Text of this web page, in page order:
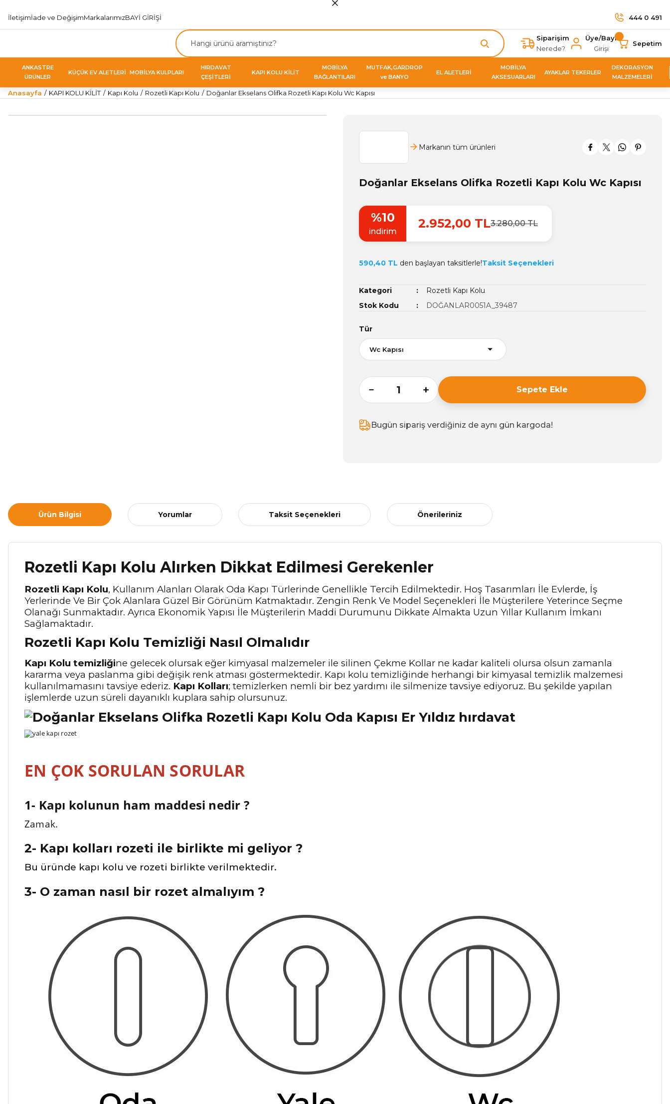
İletişimİade ve DeğişimMarkalarımızBAYİ GİRİŞİ 444 0 491
Siparişim
Nerede?
Üye/Bayi
Girişi
Sepetim
ANKASTRE
ÜRÜNLER
KÜÇÜK EV ALETLERİ MOBİLYA KULPLARI
HIRDAVAT
ÇEŞİTLERİ
KAPI KOLU KİLİT
MOBİLYA
BAĞLANTILARI
MUTFAK,GARDROP
ve BANYO
EL ALETLERİ
MOBİLYA
AKSESUARLARI
AYAKLAR TEKERLER
DEKORASYON
MALZEMELERİ
Anasayfa KAPI KOLU KİLİT Kapı Kolu Rozetli Kapı Kolu Doğanlar Ekselans Olifka Rozetli Kapı Kolu Wc Kapısı
Markanın tüm ürünleri
Doğanlar Ekselans Olifka Rozetli Kapı Kolu Wc Kapısı
%10
indirim
2.952,00 TL3.280,00 TL
590,40 TL den başlayan taksitlerle!Taksit Seçenekleri
Kategori
Rozetli Kapı Kolu
Stok Kodu
DOĞANLAR0051A_39487
Tür
Sepete Ekle
Bugün sipariş verdiğiniz de aynı gün kargoda!
Ürün Bilgisi Yorumlar Taksit Seçenekleri Önerileriniz
Rozetli Kapı Kolu Alırken Dikkat Edilmesi Gerekenler
Rozetli Kapı Kolu, Kullanım Alanları Olarak Oda Kapı Türlerinde Genellikle Tercih Edilmektedir. Hoş Tasarımları İle Evlerde, İş
Yerlerinde Ve Bir Çok Alanlara Güzel Bir Görünüm Katmaktadır. Zengin Renk Ve Model Seçenekleri İle Müşterilere Yeterince Seçme
Olanağı Sunmaktadır. Ayrıca Ekonomik Yapısı İle Müşterilerin Maddi Durumunu Dikkate Almakta Uzun Yıllar Kullanım İmkanı
Sağlamaktadır.
Rozetli Kapı Kolu Temizliği Nasıl Olmalıdır
Kapı Kolu temizliğine gelecek olursak eğer kimyasal malzemeler ile silinen Çekme Kollar ne kadar kaliteli olursa olsun zamanla
kararma veya paslanma gibi değişik renk atması göstermektedir. Kapı kolu temizliğinde herhangi bir kimyasal temizlik malzemesi
kullanılmamasını tavsiye ederiz. Kapı Kolları; temizlerken nemli bir bez yardımı ile silmenize tavsiye ediyoruz. Bu şekilde yapılan
işlemlerde uzun süreli dayanıklı kuplara sahip olursunuz.
EN ÇOK SORULAN SORULAR
1- Kapı kolunun ham maddesi nedir ?
Zamak.
2- Kapı kolları rozeti ile birlikte mi geliyor ?
Bu üründe kapı kolu ve rozeti birlikte verilmektedir.
3- O zaman nasıl bir rozet almalıyım ?